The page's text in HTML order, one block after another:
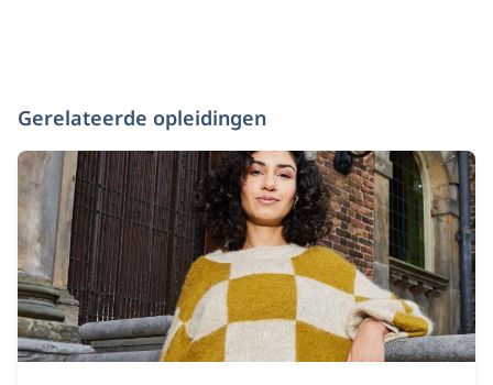
Gerelateerde opleidingen